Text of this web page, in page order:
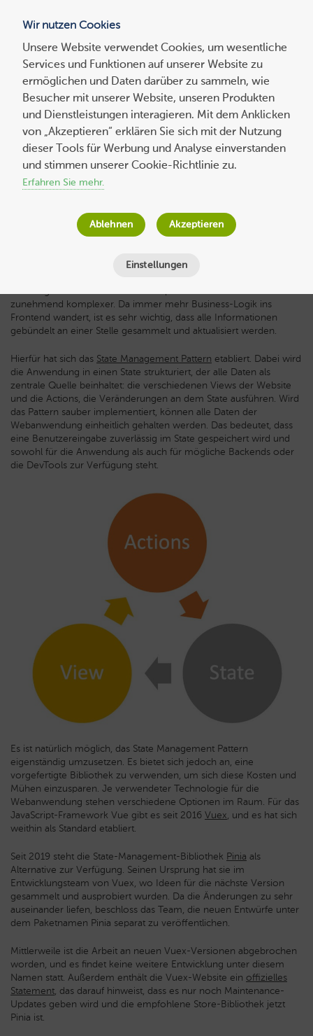
Suchen
nach:
Vuex vs. Pinia: Ein direkter Vergleich
Minuten
zunehmend komplexer. Da immer mehr Business-Logik ins
Frontend wandert, ist es sehr wichtig, dass alle Informationen
gebündelt an einer Stelle gesammelt und aktualisiert werden.
Hierfür hat sich das State Management Pattern etabliert. Dabei wird
die Anwendung in einen State strukturiert, der alle Daten als
zentrale Quelle beinhaltet: die verschiedenen Views der Website
und die Actions, die Veränderungen an dem State ausführen. Wird
das Pattern sauber implementiert, können alle Daten der
Webanwendung einheitlich gehalten werden. Das bedeutet, dass
eine Benutzereingabe zuverlässig im State gespeichert wird und
sowohl für die Anwendung als auch für mögliche Backends oder
die DevTools zur Verfügung steht.
Es ist natürlich möglich, das State Management Pattern
eigenständig umzusetzen. Es bietet sich jedoch an, eine
vorgefertigte Bibliothek zu verwenden, um sich diese Kosten und
Mühen einzusparen. Je verwendeter Technologie für die
Webanwendung stehen verschiedene Optionen im Raum. Für das
JavaScript-Framework Vue gibt es seit 2016 Vuex, und es hat sich
weithin als Standard etabliert.
Seit 2019 steht die State-Management-Bibliothek Pinia als
Alternative zur Verfügung. Seinen Ursprung hat sie im
Entwicklungsteam von Vuex, wo Ideen für die nächste Version
gesammelt und ausprobiert wurden. Da die Änderungen zu sehr
auseinander liefen, beschloss das Team, die neuen Entwürfe unter
dem Paketnamen Pinia separat zu veröffentlichen.
Mittlerweile ist die Arbeit an neuen Vuex-Versionen abgebrochen
worden, und es findet keine weitere Entwicklung unter diesem
Namen statt. Außerdem enthält die Vuex-Website ein offizielles
Statement, das darauf hinweist, dass es nur noch Maintenance-
Updates geben wird und die empfohlene Store-Bibliothek jetzt
Pinia ist.
Wir nutzen Cookies
Unsere Website verwendet Cookies, um wesentliche
Services und Funktionen auf unserer Website zu
ermöglichen und Daten darüber zu sammeln, wie
Besucher mit unserer Website, unseren Produkten
und Dienstleistungen interagieren. Mit dem Anklicken
von „Akzeptieren“ erklären Sie sich mit der Nutzung
dieser Tools für Werbung und Analyse einverstanden
und stimmen unserer Cookie-Richtlinie zu.
Erfahren Sie mehr.
Einstellungen
Ablehnen Akzeptieren